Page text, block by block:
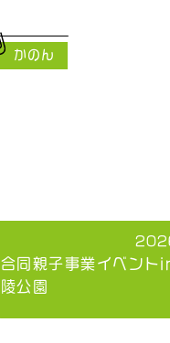
合同親子事業イベント
陵公園
かのん